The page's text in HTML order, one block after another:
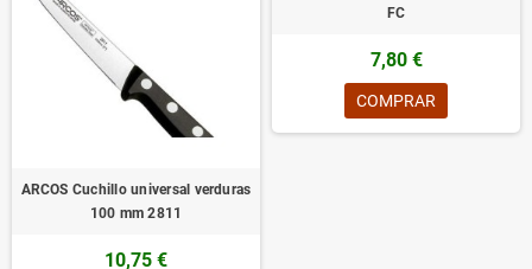
ARCOS Cuchillo universal verduras
100 mm 2811
10,75 €
FC
7,80 €
COMPRAR